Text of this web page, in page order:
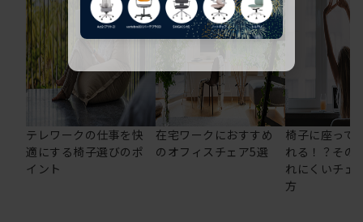
テレワークの仕事を快
適にする椅子選びのポ
イント
在宅ワークにおすすめ
のオフィスチェア5選
椅子に座って
れる！？その
れにくいチェ
方